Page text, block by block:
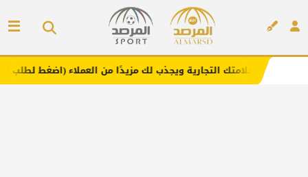
التجارية ويجذب لك مزيدًا من العملاء (اضغط لطلب الإعلان)